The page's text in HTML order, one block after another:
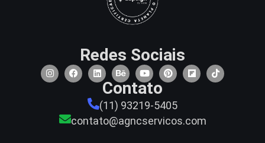
Redes Sociais
Contato
(11) 93219-5405
contato@agncservicos.com